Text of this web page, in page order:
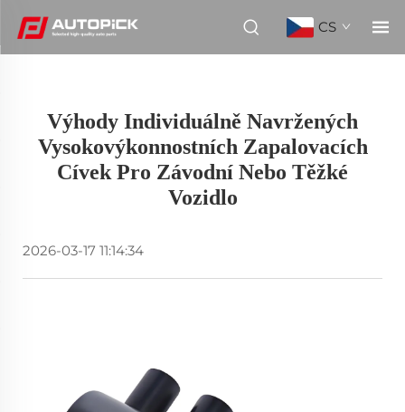
CS
Výhody Individuálně Navržených
Vysokovýkonnostních Zapalovacích
Cívek Pro Závodní Nebo Těžké
Vozidlo
2026-03-17 11:14:34